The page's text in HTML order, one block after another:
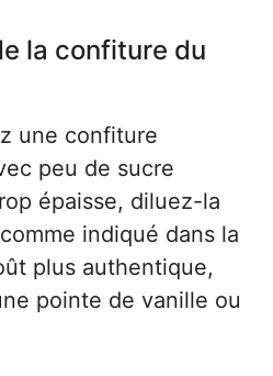
la confiture du
une confiture
peu de sucre
épaisse, diluez-la
indiqué dans la
plus authentique,
pointe de vanille ou